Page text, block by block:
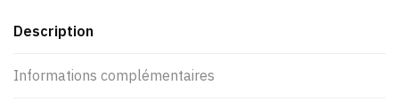
Description
Informations complémentaires